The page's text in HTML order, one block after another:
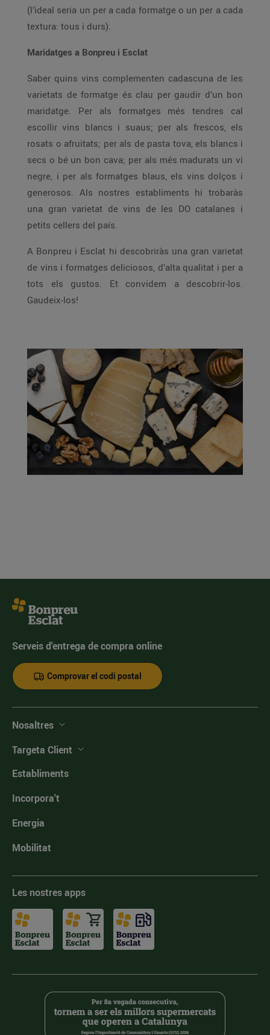
(l’ideal seria un per a cada formatge o un per a cada
textura: tous i durs).
Maridatges a Bonpreu i Esclat
Saber quins vins complementen cadascuna de les
varietats de formatge és clau per gaudir d’un bon
maridatge. Per als formatges més tendres cal
escollir vins blancs i suaus; per als frescos, els
rosats o afruitats; per als de pasta tova, els blancs i
secs o bé un bon cava; per als més madurats un vi
negre, i per als formatges blaus, els vins dolços i
generosos. Als nostres establiments hi trobaràs
una gran varietat de vins de les DO catalanes i
petits cellers del país.
A Bonpreu i Esclat hi descobriràs una gran varietat
de vins i formatges deliciosos, d’alta qualitat i per a
tots els gustos. Et convidem a descobrir-los.
Gaudeix-los!
Serveis d'entrega de compra online
Comprovar el codi postal
Nosaltres
Targeta Client
Establiments
Incorpora't
Energia
Mobilitat
Les nostres apps